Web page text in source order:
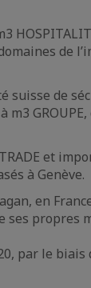
de
suisse de
et
à Genève.
en
propres
par le